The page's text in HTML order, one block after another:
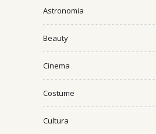
Astronomia
Beauty
Cinema
Costume
Cultura